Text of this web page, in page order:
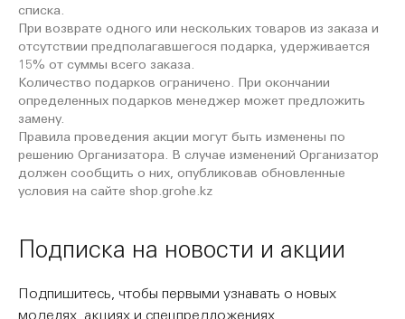
списка.
При возврате одного или нескольких товаров из заказа и
отсутствии предполагавшегося подарка, удерживается
15% от суммы всего заказа.
Количество подарков ограничено. При окончании
определенных подарков менеджер может предложить
замену.
Правила проведения акции могут быть изменены по
решению Организатора. В случае изменений Организатор
должен сообщить о них, опубликовав обновленные
условия на сайте shop.grohe.kz
Подписка на новости и акции
Подпишитесь, чтобы первыми узнавать о новых
моделях, акциях и спецпредложениях.